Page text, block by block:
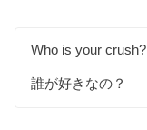
Who is your crush?
誰が好きなの？